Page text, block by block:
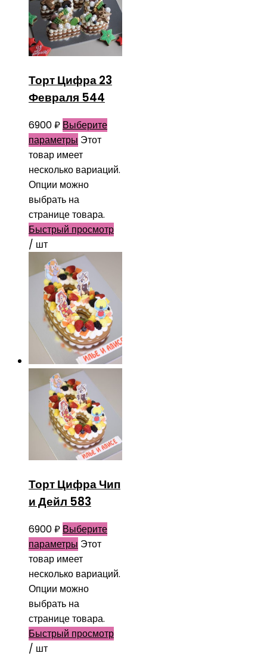
Торт Цифра 23
Февраля 544
6900₽ Выберите
параметры Этот
товар имеет
несколько вариаций.
Опции можно
выбрать на
странице товара.
Быстрый просмотр
/ шт
Торт Цифра Чип
и Дейл 583
6900₽ Выберите
параметры Этот
товар имеет
несколько вариаций.
Опции можно
выбрать на
странице товара.
Быстрый просмотр
/ шт